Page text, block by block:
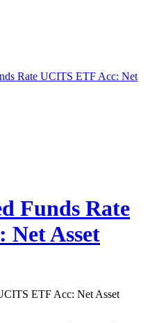
Rate UCITS ETF Acc: Net
Funds Rate
Net Asset
ETF Acc: Net Asset